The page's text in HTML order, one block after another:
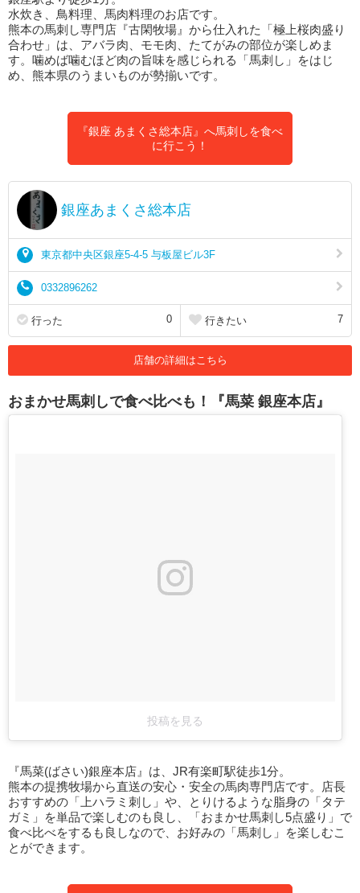
水炊き、鳥料理、馬肉料理のお店です。
熊本の馬刺し専門店『古閑牧場』から仕入れた「極上桜肉盛り
合わせ」は、アバラ肉、モモ肉、たてがみの部位が楽しめま
す。噛めば噛むほど肉の旨味を感じられる「馬刺し」をはじ
め、熊本県のうまいものが勢揃いです。
『銀座 あまくさ総本店』へ馬刺しを食べ
に行こう！
銀座あまくさ総本店
東京都中央区銀座5-4-5 与板屋ビル3F
0332896262
行った 0 行きたい 7
店舗の詳細はこちら
おまかせ馬刺しで食べ比べも！『馬菜 銀座本店』
投稿を見る
『馬菜(ばさい)銀座本店』は、JR有楽町駅徒歩1分。
熊本の提携牧場から直送の安心・安全の馬肉専門店です。店長
おすすめの「上ハラミ刺し」や、とりけるような脂身の「タテ
ガミ」を単品で楽しむのも良し、「おまかせ馬刺し5点盛り」で
食べ比べをするも良しなので、お好みの「馬刺し」を楽しむこ
とができます。